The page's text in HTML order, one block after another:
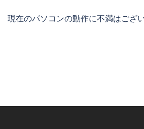
現在のパソコンの動作に不満はござ